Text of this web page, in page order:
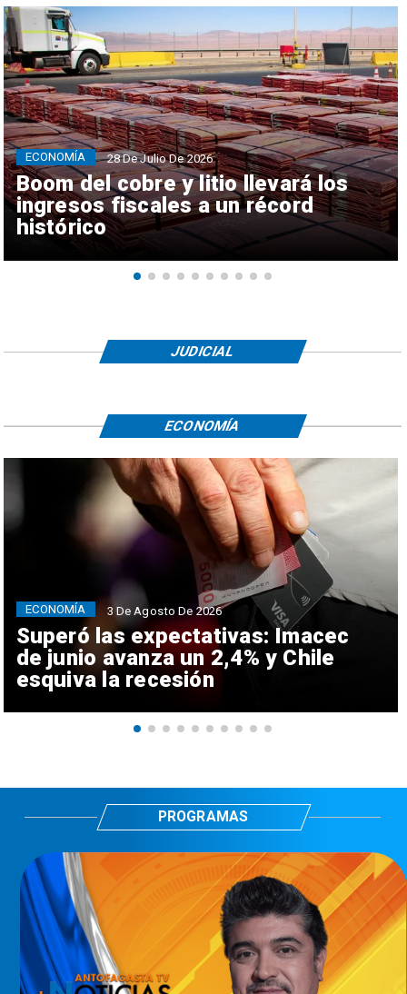
Boom del cobre y litio llevará los
ingresos fiscales a un récord
histórico
ECONOMÍA 28 De Julio De 2026
JUDICIAL
Superó las expectativas: Imacec
de junio avanza un 2,4% y Chile
esquiva la recesión
ECONOMÍA 3 De Agosto De 2026
ECONOMÍA
PROGRAMAS